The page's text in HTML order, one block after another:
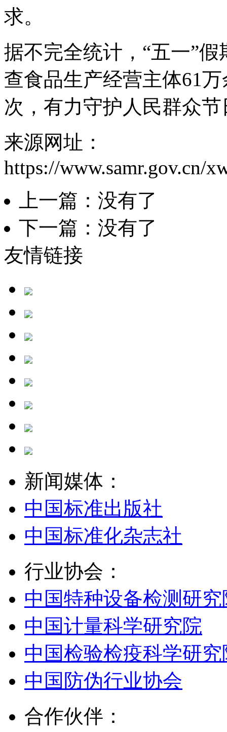
求。
据不完全统计，“五一”
查食品生产经营主体61
次，有力守护人民群众
来源网址：
https://www.samr.gov.cn/
上一篇：没有了
下一篇：没有了
友情链接
新闻媒体：
中国标准出版社
中国标准化杂志社
行业协会：
中国特种设备检测研究
中国计量科学研究院
中国检验检疫科学研究
中国防伪行业协会
合作伙伴：